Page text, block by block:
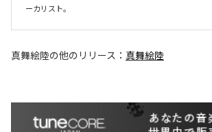
ーカリスト。
真舞絵陸の他のリリース： 真舞絵陸